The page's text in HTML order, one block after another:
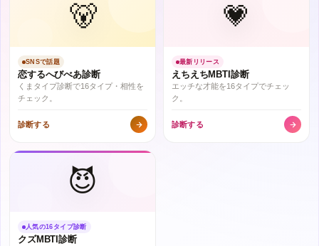
🐻
SNSで話題
恋するへびべあ診断
くまタイプ診断で16タイプ・相性を
チェック。
診断する
💗
最新リリース
えちえちMBTI診断
エッチな才能を16タイプでチェッ
ク。
診断する
😈
人気の16タイプ診断
クズMBTI診断